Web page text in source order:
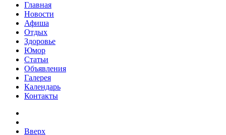
Главная
Новости
Афиша
Отдых
Здоровье
Юмор
Статьи
Объявления
Галерея
Календарь
Контакты
Вверх